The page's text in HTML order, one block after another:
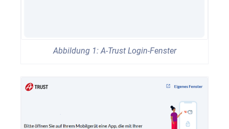
Abbildung 1: A-Trust Login-Fenster